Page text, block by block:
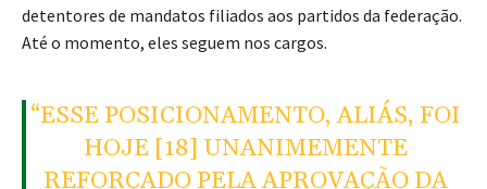
detentores de mandatos filiados aos partidos da federação.
Até o momento, eles seguem nos cargos.
“ESSE POSICIONAMENTO, ALIÁS, FOI
HOJE [18] UNANIMEMENTE
REFORÇADO PELA APROVAÇÃO DA